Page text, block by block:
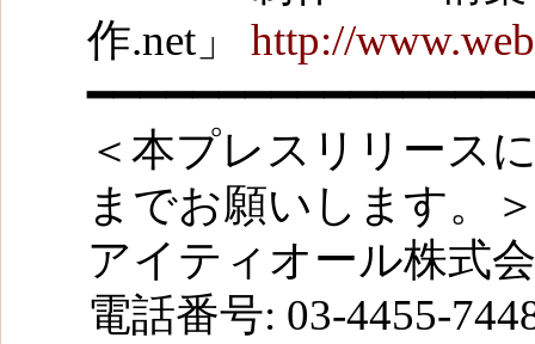
作.net」 http://
＜本プレスリリース
までお願いします。
アイティオール株式
電話番号: 03-4455-